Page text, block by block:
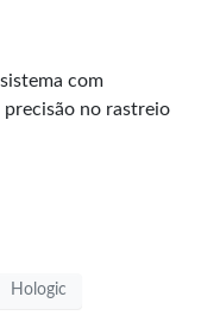
com
no rastreio
Hologic